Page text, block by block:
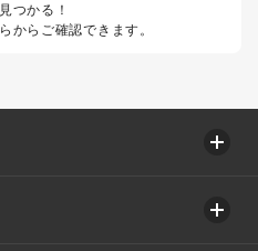
つかる！
からご確認できます。